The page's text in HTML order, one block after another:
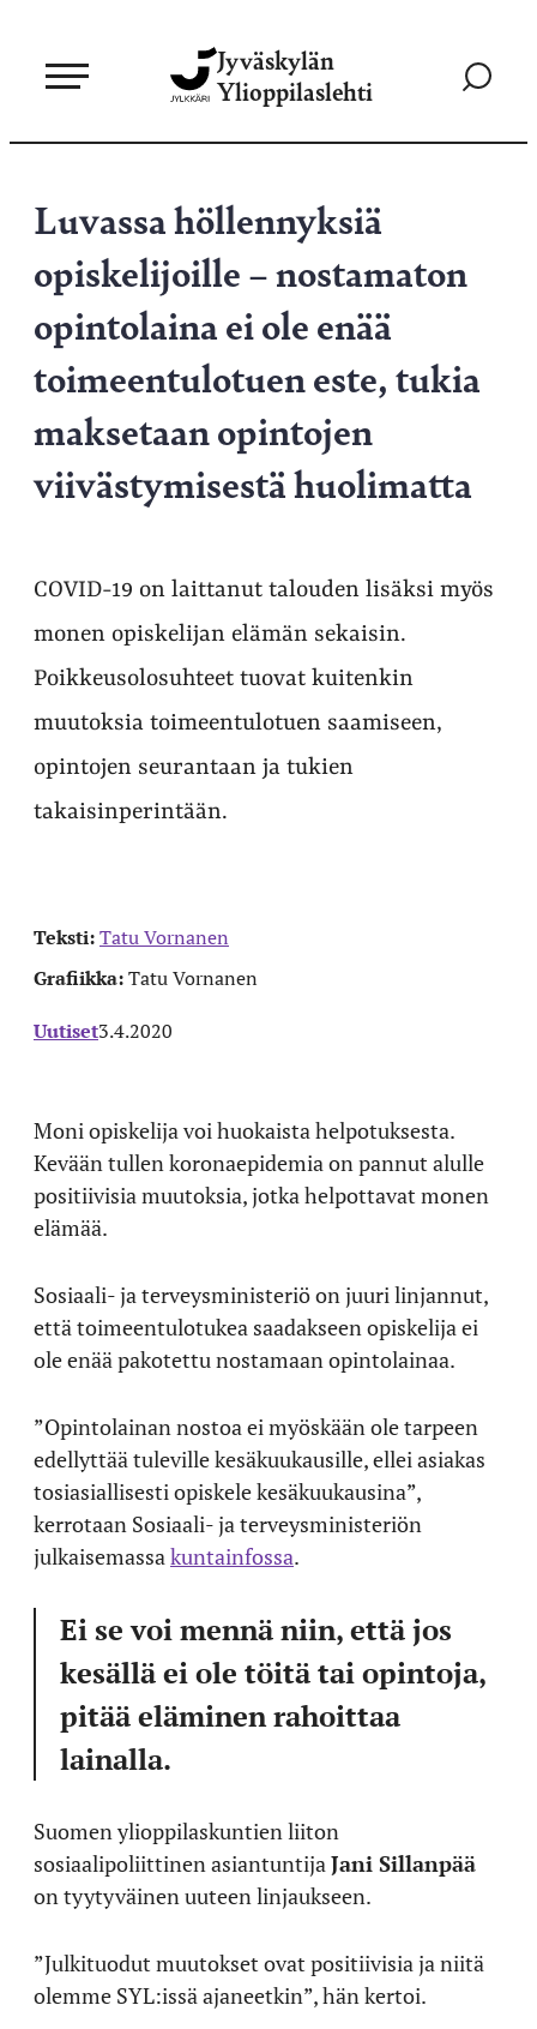
sisältöön
Jyväskylän
Ylioppilaslehti
Siirry
Luvassa höllennyksiä
opiskelijoille – nostamaton
opintolaina ei ole enää
toimeentulotuen este, tukia
maksetaan opintojen
viivästymisestä huolimatta
COVID-19 on laittanut talouden lisäksi myös
monen opiskelijan elämän sekaisin.
Poikkeusolosuhteet tuovat kuitenkin
muutoksia toimeentulotuen saamiseen,
opintojen seurantaan ja tukien
takaisinperintään.
Teksti:Tatu Vornanen
Grafiikka:Tatu Vornanen
Uutiset3.4.2020
Moni opiskelija voi huokaista helpotuksesta.
Kevään tullen koronaepidemia on pannut alulle
positiivisia muutoksia, jotka helpottavat monen
elämää.
Sosiaali- ja terveysministeriö on juuri linjannut,
että toimeentulotukea saadakseen opiskelija ei
ole enää pakotettu nostamaan opintolainaa.
”Opintolainan nostoa ei myöskään ole tarpeen
edellyttää tuleville kesäkuukausille, ellei asiakas
tosiasiallisesti opiskele kesäkuukausina”,
kerrotaan Sosiaali- ja terveysministeriön
julkaisemassakuntainfossa.
Ei se voi mennä niin, että jos
kesällä ei ole töitä tai opintoja,
pitää eläminen rahoittaa
lainalla.
Suomen ylioppilaskuntien liiton
sosiaalipoliittinen asiantuntijaJani Sillanpää
on tyytyväinen uuteen linjaukseen.
”Julkituodut muutokset ovat positiivisia ja niitä
olemme SYL:issä ajaneetkin”, hän kertoi.